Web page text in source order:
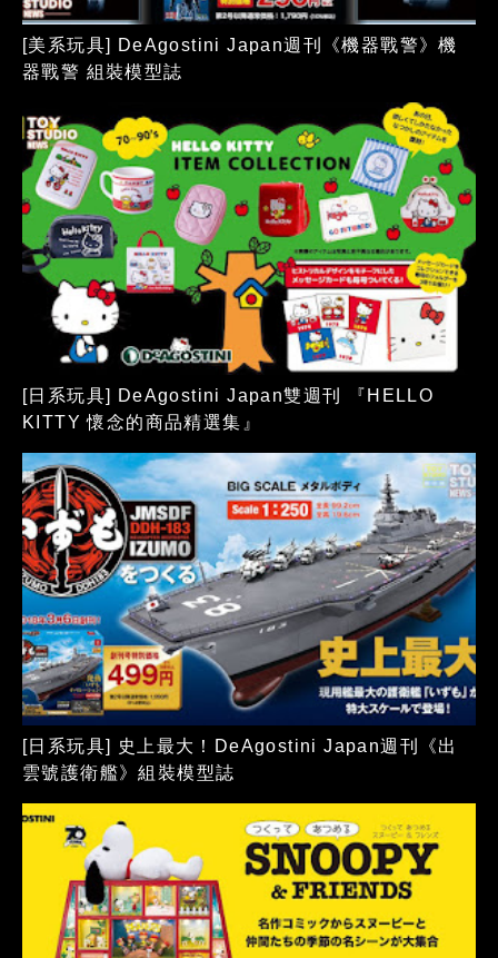
[美系玩具] DeAgostini Japan週刊《機器戰警》機
器戰警 組裝模型誌
[日系玩具] DeAgostini Japan雙週刊 『HELLO
KITTY 懷念的商品精選集』
[日系玩具] 史上最大！DeAgostini Japan週刊《出
雲號護衛艦》組裝模型誌